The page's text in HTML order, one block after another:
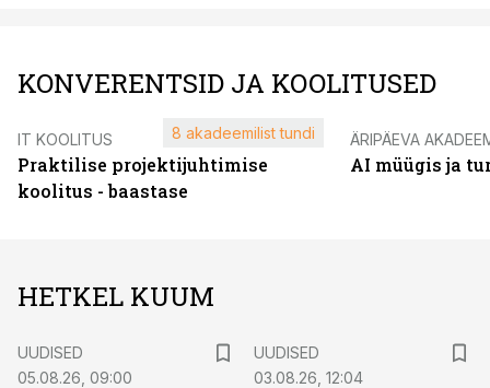
KONVERENTSID JA KOOLITUSED
IT KOOLITUS
Praktilise projektijuhtimise
koolitus - baastase
8 akadeemilist tundi ÄRIPÄEVA
AI müügis ja
HETKEL KUUM
UUDISED
05.08.26, 09:00
UUDISED
03.08.26, 12:04